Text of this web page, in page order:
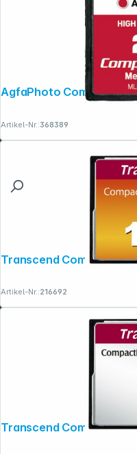
Artikel-Nr.:368389
Artikel-Nr.:216692